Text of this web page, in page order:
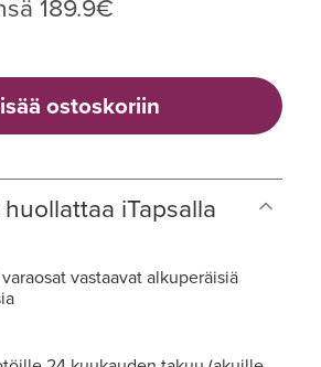
189.9€
ostoskoriin
iTapsalla
vastaavat alkuperäisiä